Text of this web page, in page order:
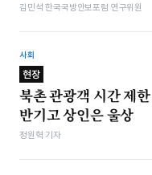
김민석 한국국방안보포럼 연구위원
사회
현장
북촌 관광객 시간 제
반기고 상인은 울상
정원혁 기자